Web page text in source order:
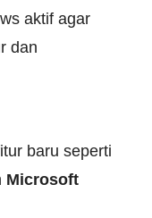
aktif agar
dan
baru seperti
Microsoft